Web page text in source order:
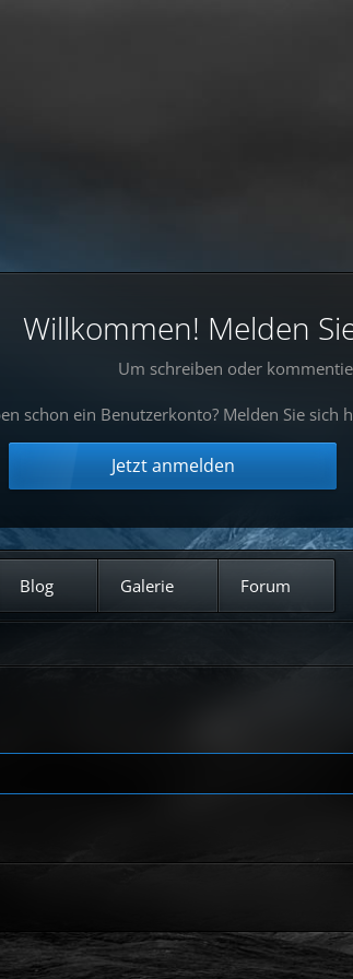
Willkommen! Melden
Um schreiben oder
schon ein Benutzerkonto? Melden Sie sich
Jetzt anmelden
Blog Galerie Forum